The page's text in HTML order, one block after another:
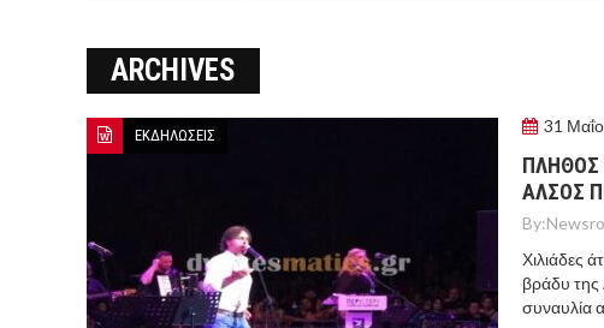
ARCHIVES
ΕΚΔΗΛΩΣΕΙΣ 31
ΠΛΗΘΟΣ
ΑΛΣΟΣ
By:
Χιλιάδες
βράδυ της
συναυλία